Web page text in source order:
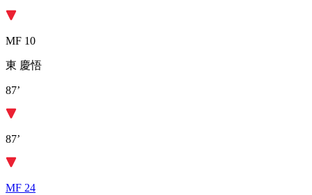
MF 10
東 慶悟
87’
87’
MF 24